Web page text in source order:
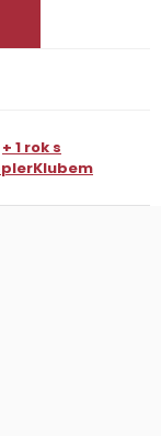
+ 1 rok s